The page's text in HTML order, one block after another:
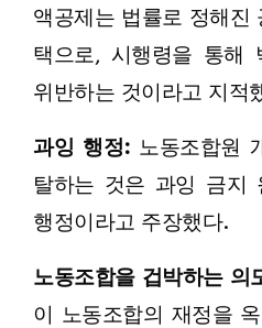
액공제는 법률로 정해진
택으로, 시행령을 통해
위반하는 것이라고 지적
과잉 행정:노동조합원
탈하는 것은 과잉 금지
행정이라고 주장했다.
노동조합을 겁박하는 의
이 노동조합의 재정을